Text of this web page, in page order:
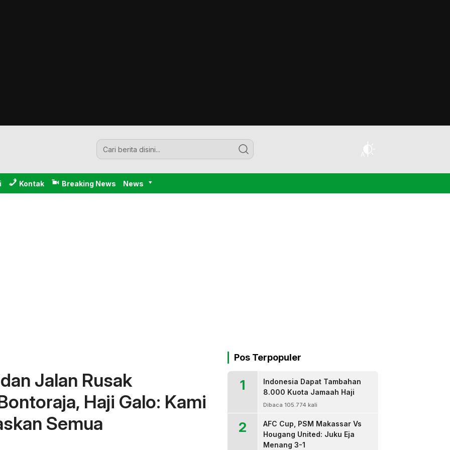
Kontak Breaking News News
Jalan Rusak
Haji Galo: Kami
Semua
Pos Terpopuler
1
Indonesia Dapat Tambahan
8.000 Kuota Jamaah Haji
Dibaca 105.774 kali
2
AFC Cup, PSM Makassar Vs
Hougang United: Juku Eja
Menang 3-1